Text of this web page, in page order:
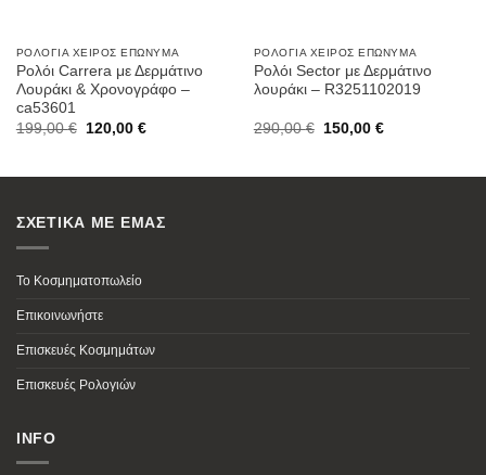
ΡΟΛΌΓΙΑ ΧΕΙΡΌΣ ΕΠΏΝΥΜΑ
Ρολόι Carrera με Δερμάτινο
Λουράκι & Χρονογράφο –
ca53601
199,00€
Original
price
120,00 €Current
ΡΟΛΌΓΙΑ ΧΕΙΡΌΣ ΕΠΏΝΥΜΑ
Ρολόι Sector με Δερμάτινο
λουράκι – R3251102019
290,00€
Original
price
150,00 €Current
ΣΧΕΤΙΚΑ ΜΕ ΕΜΑΣ
Το Κοσμηματοπωλείο
Επικοινωνήστε
Επισκευές Κοσμημάτων
Επισκευές Ρολογιών
INFO